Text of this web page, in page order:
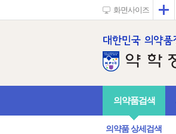
화면사이즈 확대
의약품검색
의약품 상세검색